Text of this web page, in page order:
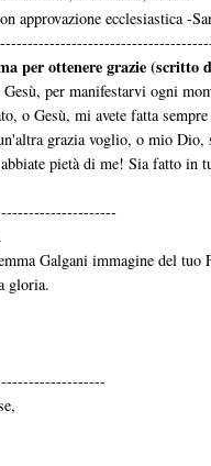
approvazione ecclesiastica -
per ottenere grazie (scritto
per manifestarvi ogni
o Gesù, mi avete fatta
grazia voglio, o mio Dio,
pietà di me! Sia fatto in
Galgani immagine del
gloria.